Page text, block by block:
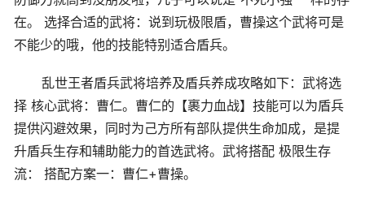
在。 选择合适的武将：说到玩极限盾，曹操这个武将可是
不能少的哦，他的技能特别适合盾兵。
乱世王者盾兵武将培养及盾兵养成攻略如下：武将选
择 核心武将：曹仁。曹仁的【裹力血战】技能可以为盾兵
提供闪避效果，同时为己方所有部队提供生命加成，是提
升盾兵生存和辅助能力的首选武将。武将搭配 极限生存
流： 搭配方案一：曹仁+曹操。